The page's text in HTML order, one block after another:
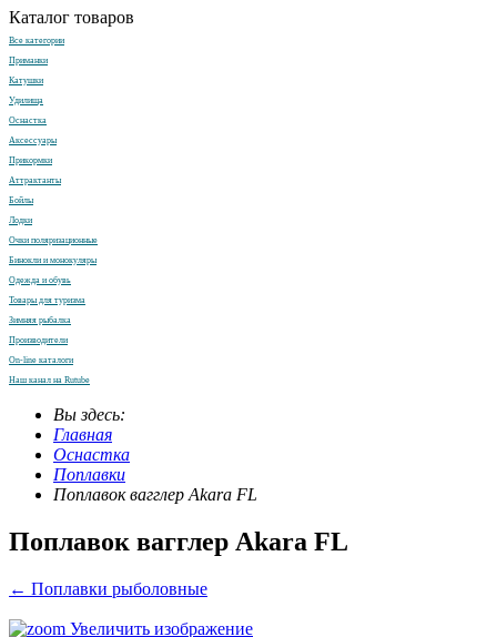
Каталог товаров
Все категории
Приманки
Катушки
Удилища
Оснастка
Аксессуары
Прикормки
Аттрактанты
Бойлы
Лодки
Очки поляризационные
Бинокли и монокуляры
Одежда и обувь
Товары для туризма
Зимняя рыбалка
Производители
On-line каталоги
Наш канал на Rutube
Вы здесь:
Главная
Оснастка
Поплавки
Поплавок вагглер Akara FL
Поплавок вагглер Akara FL
← Поплавки рыболовные
Увеличить изображение